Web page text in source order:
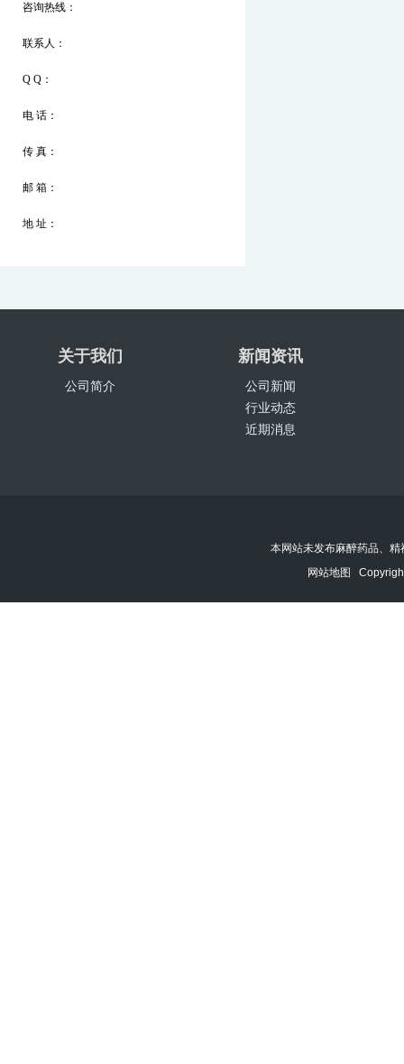
咨询热线：
联系人：
Q Q：
电 话：
传 真：
邮 箱：
地 址：
关于我们
公司简介
新闻资讯
公司新闻
行业动态
近期消息
本网站未发布麻醉药品、
网站地图